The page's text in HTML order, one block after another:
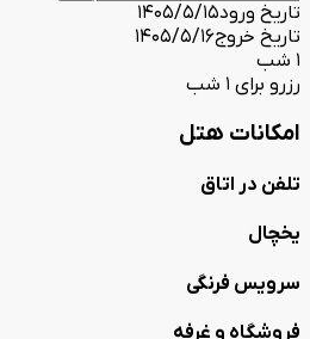
تاریخ ورود1405/5/15
تاریخ خروج1405/5/16
1 شب
رزرو برای 1 شب
امکانات هتل
تلفن در اتاق
یخچال
سرویس فرنگی
فروشگاه و غرفه